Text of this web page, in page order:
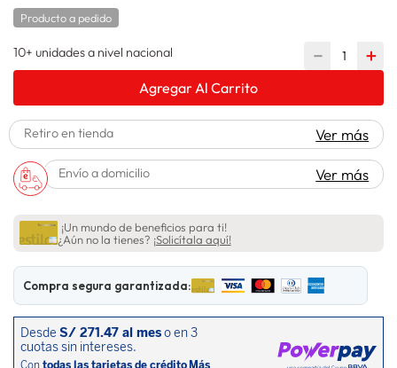
7. terrex
8 laptop
10. lavadora
Producto a pedido
10+ unidades a nivel nacional ＋
－
Agregar Al Carrito
Retiro en tienda Ver más
Envío a domicilio Ver más
¡Un mundo de beneficios para ti!
¿Aún no la tienes? ¡Solicítala aquí!
Compra segura garantizada: